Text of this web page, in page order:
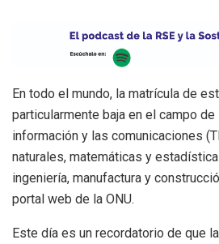
En todo el mundo, la matrícula de
particularmente baja en el campo
información y las comunicaciones
naturales, matemáticas y
ingeniería, manufactura y
portal web de la ONU.
Este día es un recordatorio de que